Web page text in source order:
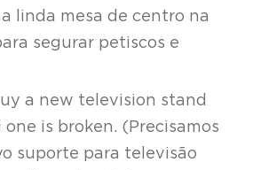
linda mesa de centro na
segurar petiscos e
a new television stand
is broken. (Precisamos
suporte para televisão